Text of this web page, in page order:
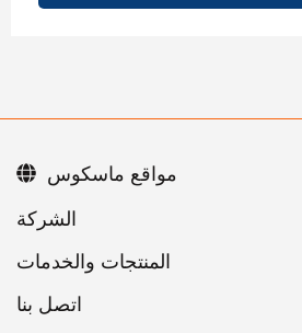
اتصل بنا
مواقع ماسكوس